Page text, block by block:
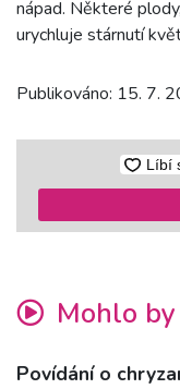
nápad. Některé
urychluje stárnutí
Publikováno: 15. 7.
Mohlo
Povídání o